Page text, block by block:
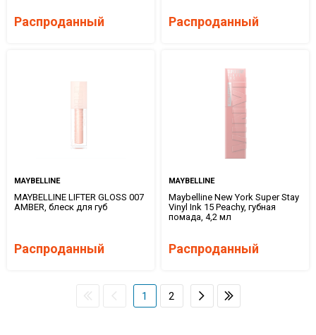
Распроданный Распроданный
MAYBELLINE
MAYBELLINE LIFTER GLOSS 007
AMBER, блеск для губ
Распроданный
MAYBELLINE
Maybelline New York Super Stay
Vinyl Ink 15 Peachy, губная
помада, 4,2 мл
Распроданный
1 2